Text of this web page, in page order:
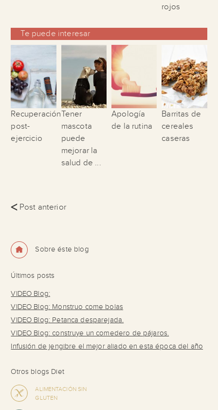
rojos
Te puede interesar
Recuperación
post-
ejercicio
Tener
mascota
puede
mejorar la
salud de ...
Apología
de la rutina
Barritas de
cereales
caseras
<Post anterior
Sobre éste blog
Últimos posts
VIDEO Blog:
VIDEO Blog: Monstruo come bolas
VIDEO Blog: Petanca desparejada.
VIDEO Blog: construye un comedero de pájaros.
Infusión de jengibre el mejor aliado en esta época del año
Otros blogs Diet
ALIMENTACIÓN SIN
GLUTEN